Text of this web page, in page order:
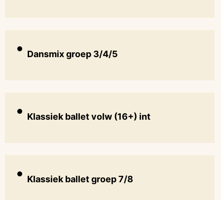
Dansmix groep 3/4/5
Klassiek ballet volw (16+) int
Klassiek ballet groep 7/8